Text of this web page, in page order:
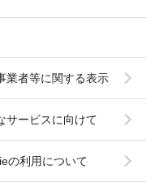
業者等に関する表示
サービスに向けて
の利用について